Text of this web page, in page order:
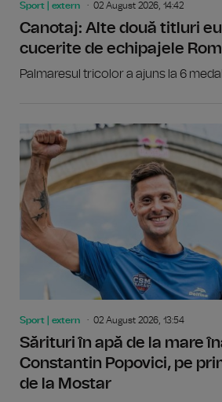
Sport | extern 02 August 2026, 14:42
Canotaj: Alte două titluri
cucerite de echipajele
Palmaresul tricolor a ajuns la 6
Sport | extern 02 August 2026, 13:54
Sărituri în apă de la mare
Constantin Popovici, pe
de la Mostar